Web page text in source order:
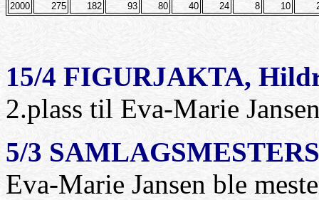
2000
275 182 93 80 40 24 8 10
15/4 FIGURJAKTA,
2.plass til Eva-Marie
5/3
Eva-Marie Jansen ble